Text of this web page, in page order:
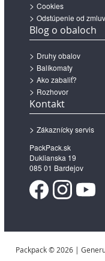
Cookies
Odstúpenie od
Blog o obaloch
Druhy obalov
Balíkomaty
Ako zabaliť?
Rozhovor
Kontakt
Zákaznícky servis
PackPack.sk
Duklianska 19
085 01 Bardejov
Packpack © 2026 |